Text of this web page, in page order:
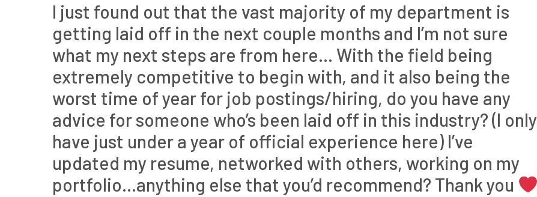
I just found out that the vast majority of my department is
getting laid off in the next couple months and I’m not sure
what my next steps are from here… With the field being
extremely competitive to begin with, and it also being the
worst time of year for job postings/hiring, do you have any
advice for someone who’s been laid off in this industry? (I only
have just under a year of official experience here) I’ve
updated my resume, networked with others, working on my
portfolio…anything else that you’d recommend? Thank you